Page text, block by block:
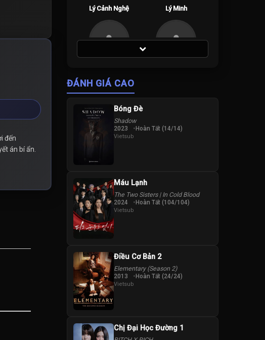
đến
án bí ẩn.
Lý Cảnh Nghệ Lý Minh
ĐÁNH GIÁ CAO
Bóng Đè
Shadow
2023 Hoàn Tất (14/14)
Vietsub
Máu Lạnh
The Two Sisters | In Cold Blood
2024 Hoàn Tất (104/104)
Vietsub
Điều Cơ Bản 2
Elementary (Season 2)
2013 Hoàn Tất (24/24)
Vietsub
Chị Đại Học Đường 1